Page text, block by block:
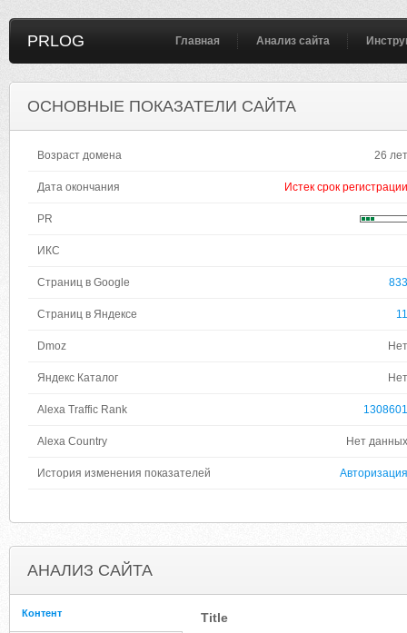
PRLOG Главная Анализ сайта
ОСНОВНЫЕ ПОКАЗАТЕЛИ САЙТА
Возраст домена 26 лет
Дата окончания Истек срок регистрации
PR
ИКС
Страниц в Google 833
Страниц в Яндексе 11
Dmoz Нет
Яндекс Каталог Нет
Alexa Traffic Rank 1308601
Alexa Country Нет данных
История изменения показателей Авторизация
АНАЛИЗ САЙТА
Контент Title